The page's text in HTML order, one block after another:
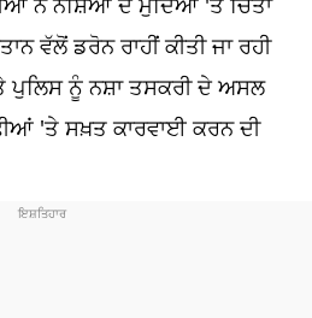
ਵੱਲੋਂ ਡਰੋਨ ਰਾਹੀਂ ਕੀਤੀ ਜਾ ਰਹੀ
ਪੁਲਿਸ ਨੂੰ ਨਸ਼ਾ ਤਸਕਰੀ ਦੇ ਅਸਲ
'ਤੇ ਸਖ਼ਤ ਕਾਰਵਾਈ ਕਰਨ ਦੀ